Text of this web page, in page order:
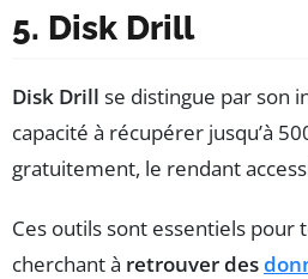
5. Disk Drill
Disk Drill se distingue par son
capacité à récupérer jusqu’à
gratuitement, le rendant
Ces outils sont essentiels pour
cherchant à retrouver des